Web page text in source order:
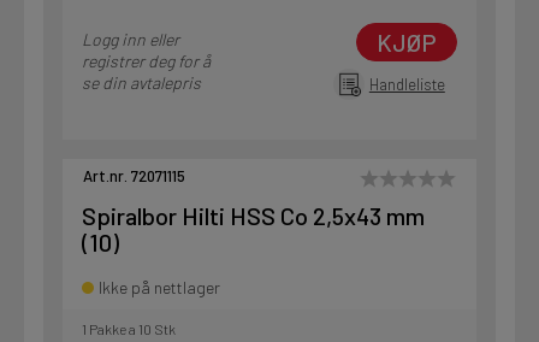
Logg inn eller
registrer deg for å
se din avtalepris
KJØP
Handleliste
Art.nr. 72071115
Spiralbor Hilti HSS Co 2,5x43 mm
(10)
Ikke på nettlager
1 Pakke a 10 Stk